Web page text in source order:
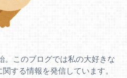
。このブログでは私の大好きな
する情報を発信しています。